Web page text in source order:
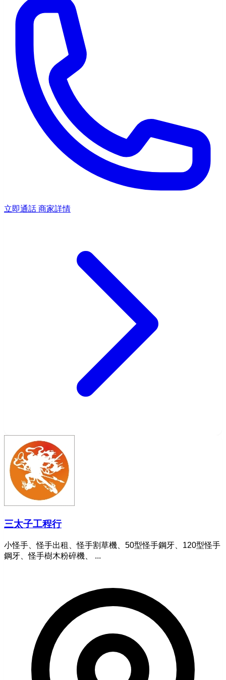
立即通話 商家詳情
三太子工程行
小怪手、怪手出租、怪手割草機、50型怪手鋼牙、120型怪手
鋼牙、怪手樹木粉碎機、 ...